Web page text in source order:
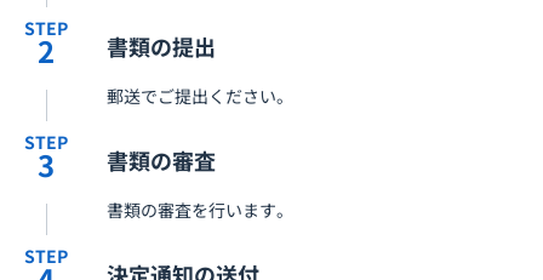
STEP
2 書類の提出
郵送でご提出ください。
STEP
3 書類の審査
書類の審査を行います。
STEP